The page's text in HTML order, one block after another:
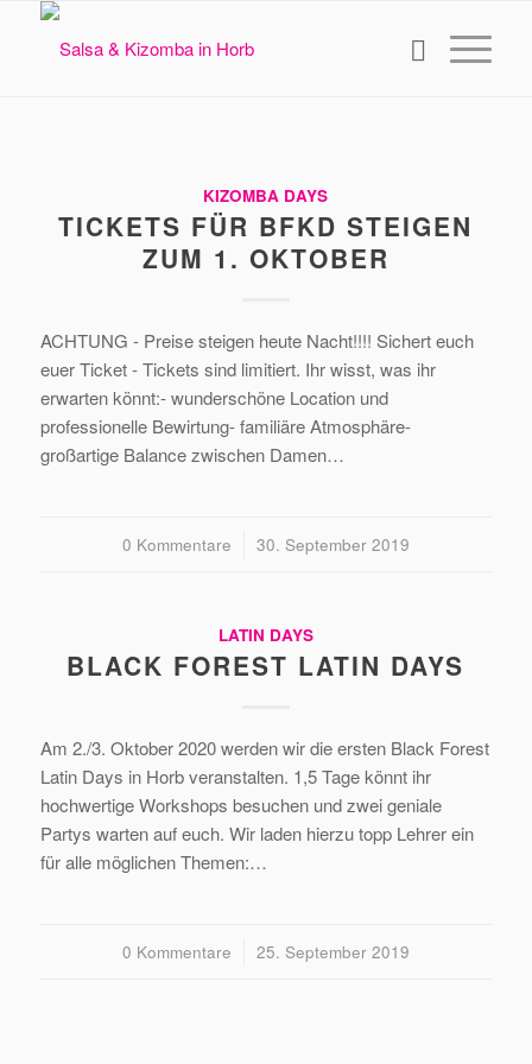
KIZOMBA DAYS
TICKETS FÜR BFKD STEIGEN
ZUM 1. OKTOBER
ACHTUNG - Preise steigen heute Nacht!!!! Sichert euch
euer Ticket - Tickets sind limitiert. Ihr wisst, was ihr
erwarten könnt:- wunderschöne Location und
professionelle Bewirtung- familiäre Atmosphäre-
großartige Balance zwischen Damen…
0 Kommentare
/ 30. September 2019
LATIN DAYS
BLACK FOREST LATIN DAYS
Am 2./3. Oktober 2020 werden wir die ersten Black Forest
Latin Days in Horb veranstalten. 1,5 Tage könnt ihr
hochwertige Workshops besuchen und zwei geniale
Partys warten auf euch. Wir laden hierzu topp Lehrer ein
für alle möglichen Themen:…
0 Kommentare
/ 25. September 2019